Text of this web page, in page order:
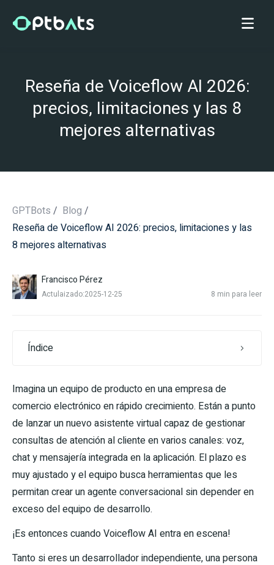
Reseña de Voiceflow AI 2026:
precios, limitaciones y las 8
mejores alternativas
GPTBots / Blog /
Reseña de Voiceflow AI 2026: precios, limitaciones y las
8 mejores alternativas
Francisco Pérez
Actulaizado:2025-12-25 8 min para leer
Índice
Imagina un equipo de producto en una empresa de
comercio electrónico en rápido crecimiento. Están a punto
de lanzar un nuevo asistente virtual capaz de gestionar
consultas de atención al cliente en varios canales: voz,
chat y mensajería integrada en la aplicación. El plazo es
muy ajustado y el equipo busca herramientas que les
permitan crear un agente conversacional sin depender en
exceso del equipo de desarrollo.
¡Es entonces cuando Voiceflow AI entra en escena!
Tanto si eres un desarrollador independiente, una persona